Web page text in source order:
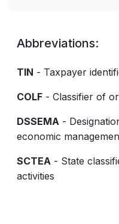
Abbreviations:
TIN - Taxpayer
COLF - Classifier of
DSSEMA -
economic
SCTEA - State
activities